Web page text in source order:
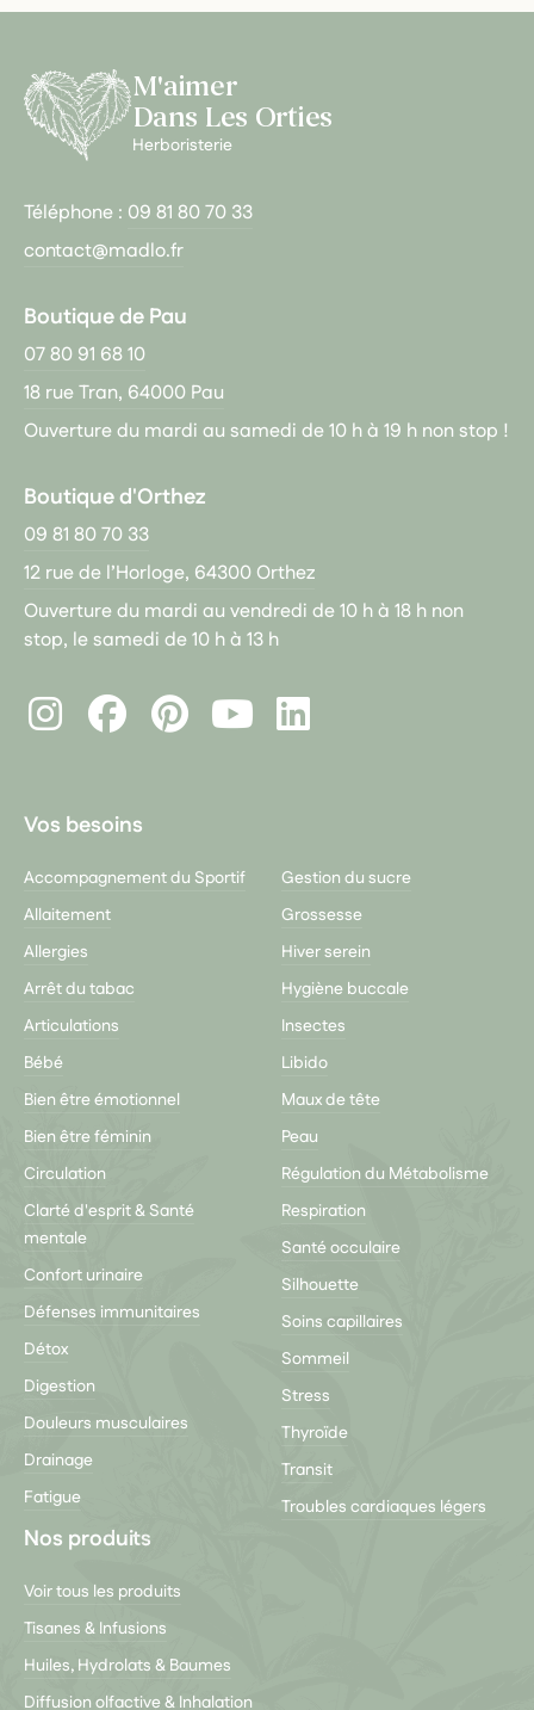
M'aimer
Dans Les Orties
Herboristerie
Téléphone : 09 81 80 70 33
contact@madlo.fr
Boutique de Pau
07 80 91 68 10
18 rue Tran, 64000 Pau
Ouverture du mardi au samedi de 10 h à 19 h non stop !
Boutique d'Orthez
09 81 80 70 33
12 rue de l’Horloge, 64300 Orthez
Ouverture du mardi au vendredi de 10 h à 18 h non
stop, le samedi de 10 h à 13 h
InstagramFacebookPinterest
LinkedIn
Vos besoins
Accompagnement du Sportif
Allaitement
Allergies
Arrêt du tabac
Articulations
Bébé
Bien être émotionnel
Bien être féminin
Circulation
Clarté d'esprit & Santé
mentale
Confort urinaire
Défenses immunitaires
Détox
Digestion
Douleurs musculaires
Drainage
Fatigue
Gestion du sucre
Grossesse
Hiver serein
Hygiène buccale
Insectes
Libido
Maux de tête
Peau
Régulation du Métabolisme
Respiration
Santé occulaire
Silhouette
Soins capillaires
Sommeil
Stress
Thyroïde
Transit
Troubles cardiaques légers
Nos produits
Voir tous les produits
Tisanes & Infusions
Huiles, Hydrolats & Baumes
Diffusion olfactive & Inhalation